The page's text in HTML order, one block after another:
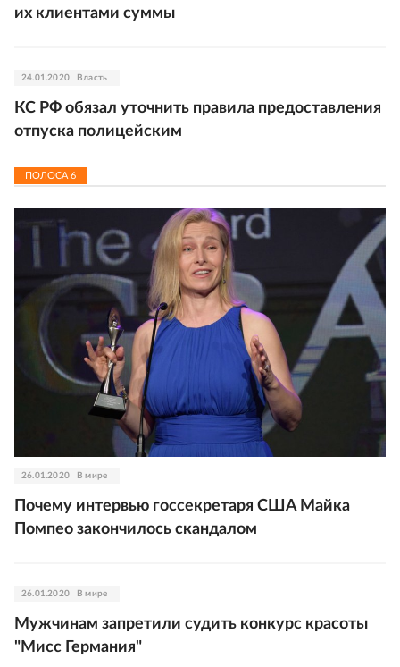
их клиентами суммы
24.01.2020 Власть
КС РФ обязал уточнить правила предоставления
отпуска полицейским
ПОЛОСА6
26.01.2020 В мире
Почему интервью госсекретаря США Майка
Помпео закончилось скандалом
26.01.2020 В мире
Мужчинам запретили судить конкурс красоты
"Мисс Германия"